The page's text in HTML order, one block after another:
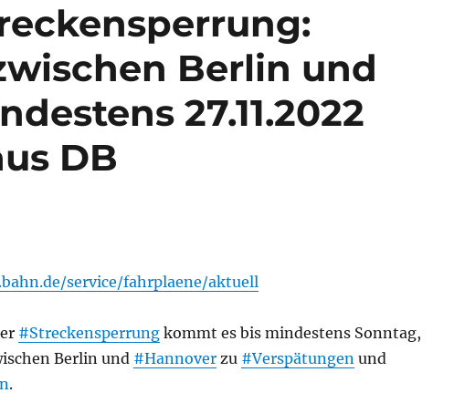
Berlin und
27.11.2022
DB
service/fahrplaene/aktuell
#Streckensperrungkommt es bis mindestens Sonntag,
Berlin und #Hannoverzu #Verspätungenund
.